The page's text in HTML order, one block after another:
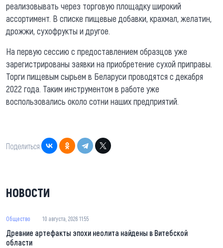
реализовывать через торговую площадку широкий
ассортимент. В списке пищевые добавки, крахмал, желатин,
дрожжи, сухофрукты и другое.
На первую сессию с предоставлением образцов уже
зарегистрированы заявки на приобретение сухой приправы.
Торги пищевым сырьем в Беларуси проводятся с декабря
2022 года. Таким инструментом в работе уже
воспользовались около сотни наших предприятий.
Поделиться:
НОВОСТИ
Общество 10 августа, 2026 11:55
Древние артефакты эпохи неолита найдены в Витебской
области